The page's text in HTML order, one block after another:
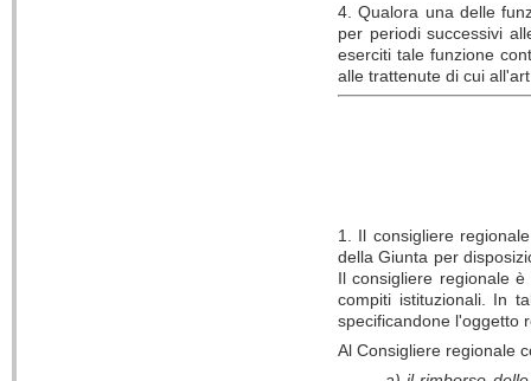
4. Qualora una delle
per periodi successivi
eserciti tale funzione
alle trattenute di cui
1. Il consigliere
della Giunta per
Il consigliere regionale
compiti istituzionali. In
specificandone l'oggetto
Al Consigliere regionale